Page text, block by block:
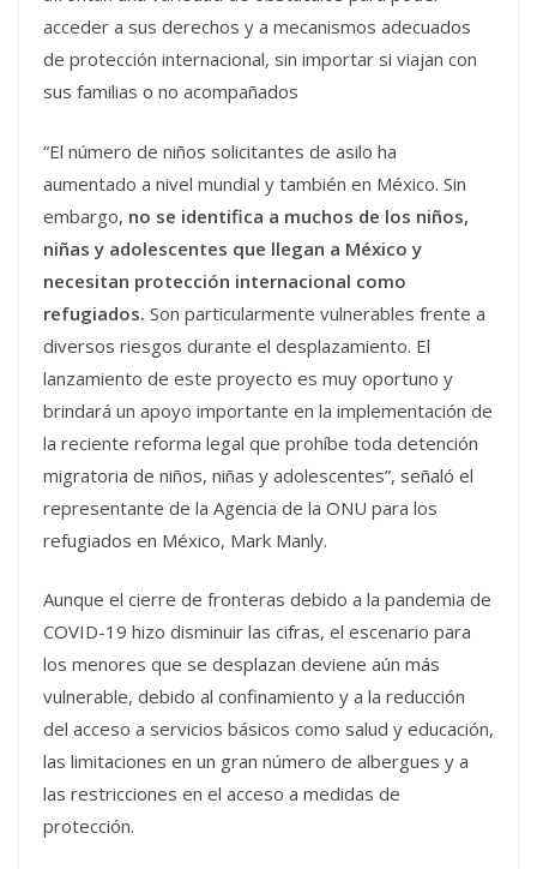
acceder a sus derechos y a mecanismos adecuados
de protección internacional, sin importar si viajan con
sus familias o no acompañados
“El número de niños solicitantes de asilo ha
aumentado a nivel mundial y también en México. Sin
embargo, no se identifica a muchos de los niños,
niñas y adolescentes que llegan a México y
necesitan protección internacional como
refugiados. Son particularmente vulnerables frente a
diversos riesgos durante el desplazamiento. El
lanzamiento de este proyecto es muy oportuno y
brindará un apoyo importante en la implementación de
la reciente reforma legal que prohíbe toda detención
migratoria de niños, niñas y adolescentes”, señaló el
representante de la Agencia de la ONU para los
refugiados en México, Mark Manly.
Aunque el cierre de fronteras debido a la pandemia de
COVID-19 hizo disminuir las cifras, el escenario para
los menores que se desplazan deviene aún más
vulnerable, debido al confinamiento y a la reducción
del acceso a servicios básicos como salud y educación,
las limitaciones en un gran número de albergues y a
las restricciones en el acceso a medidas de
protección.